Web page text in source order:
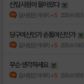
신입사원이 들어왔다
갈사람은가야지 +5 조회수:165
당구여신인가 손톱여신인가
갈사람은가야지 +5 조회수:140
무슨 생각하세요
갈사람은가야지 +5 조회수:166